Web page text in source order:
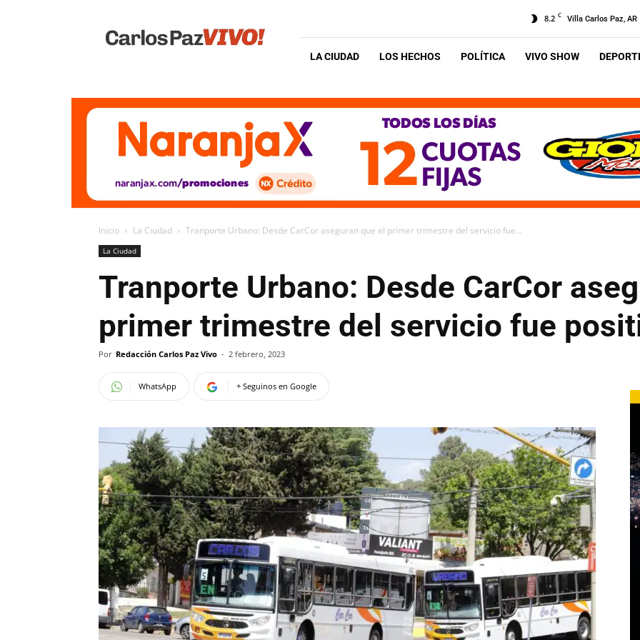
Vivo
8.2 C Villa Carlos Paz, AR
LA CIUDAD LOS HECHOS POLÍTICA VIVO SHOW
Inicio La Ciudad Tranporte Urbano: Desde CarCor aseguran que el primer trimestre del servicio fue...
La Ciudad
Tranporte Urbano: Desde CarCor
primer trimestre del servicio fue
Por Redacción Carlos Paz Vivo - 2 febrero, 2023
WhatsApp + Seguinos en Google